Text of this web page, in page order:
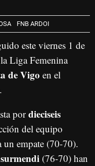
FNB ARDOI
este viernes 1 de
Liga Femenina
de Vigo en el
por dieciseis
del equipo
un empate (70-70).
(76-70) han